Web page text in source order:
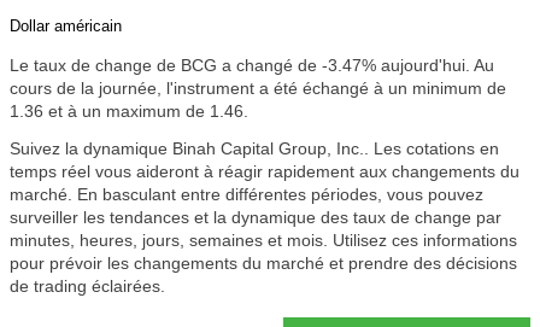
Dollar américain
Le taux de change de BCG a changé de -3.47% aujourd'hui. Au
cours de la journée, l'instrument a été échangé à un minimum de
1.36 et à un maximum de 1.46.
Suivez la dynamique Binah Capital Group, Inc.. Les cotations en
temps réel vous aideront à réagir rapidement aux changements du
marché. En basculant entre différentes périodes, vous pouvez
surveiller les tendances et la dynamique des taux de change par
minutes, heures, jours, semaines et mois. Utilisez ces informations
pour prévoir les changements du marché et prendre des décisions
de trading éclairées.